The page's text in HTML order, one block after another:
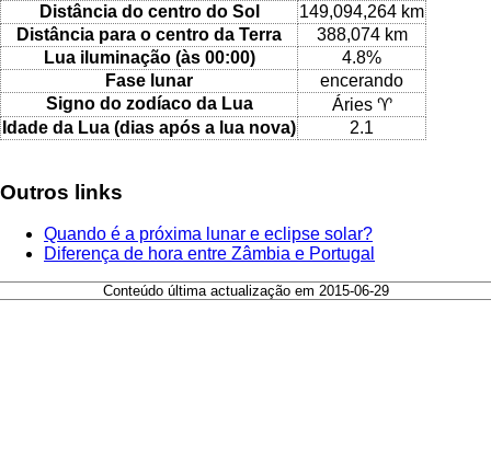
Distância do centro do Sol
149,094,264 km
Distância para o centro da Terra
388,074 km
Lua iluminação (às 00:00)
4.8%
Fase lunar
encerando
Signo do zodíaco da Lua
Áries ♈
Idade da Lua (dias após a lua nova)
2.1
Outros links
Quando é a próxima lunar e eclipse solar?
Diferença de hora entre Zâmbia e Portugal
Conteúdo última actualização em 2015-06-29